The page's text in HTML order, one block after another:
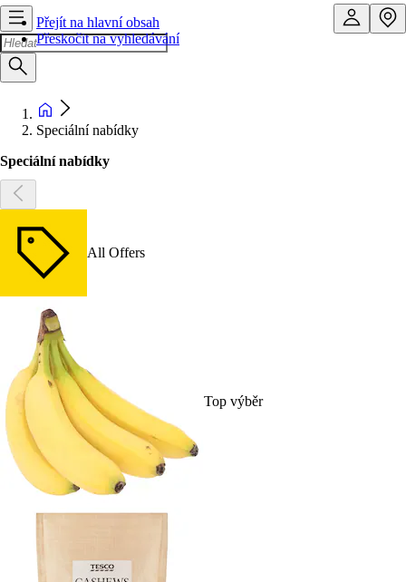
Přejít na hlavní obsah
Přeskočit na vyhledávání
Speciální nabídky
Speciální nabídky
All Offers
Top výběr